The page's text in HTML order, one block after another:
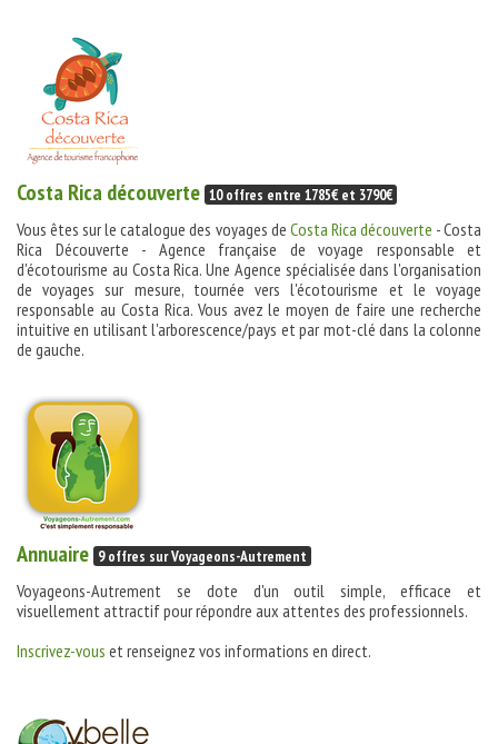
Costa Rica découverte 10 offres entre 1785€ et 3790€
Vous êtes sur le catalogue des voyages de Costa Rica découverte - Costa
Rica Découverte - Agence française de voyage responsable et
d'écotourisme au Costa Rica. Une Agence spécialisée dans l'organisation
de voyages sur mesure, tournée vers l'écotourisme et le voyage
responsable au Costa Rica. Vous avez le moyen de faire une recherche
intuitive en utilisant l'arborescence/pays et par mot-clé dans la colonne
de gauche.
Annuaire 9 offres sur Voyageons-Autrement
Voyageons-Autrement se dote d'un outil simple, efficace et
visuellement attractif pour répondre aux attentes des professionnels.
Inscrivez-vous et renseignez vos informations en direct.